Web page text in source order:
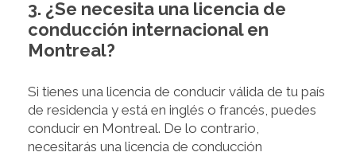
3. ¿Se necesita una licencia de
conducción internacional en
Montreal?
Si tienes una licencia de conducir válida de tu país
de residencia y está en inglés o francés, puedes
conducir en Montreal. De lo contrario,
necesitarás una licencia de conducción